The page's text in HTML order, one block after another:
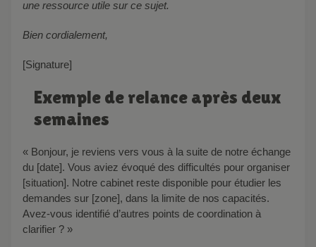
une ressource utile sur ce sujet.
Bien cordialement,
[Signature]
Exemple de relance après deux
semaines
« Bonjour, je reviens vers vous à la suite de notre échange
du [date]. Vous aviez évoqué des difficultés pour organiser
[situation]. Notre cabinet reste disponible pour étudier les
demandes sur [zone], dans la limite de nos capacités.
Avez-vous identifié d’autres points de coordination à
clarifier ? »